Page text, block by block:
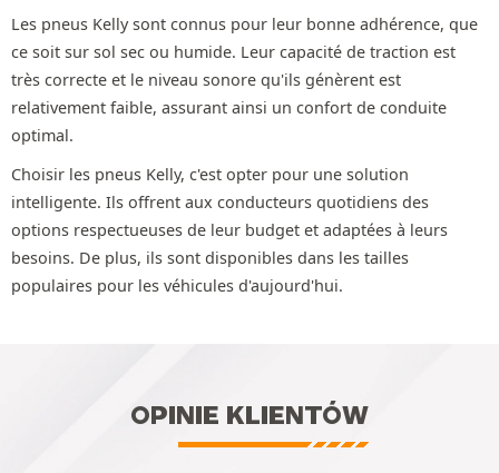
Les pneus Kelly sont connus pour leur bonne adhérence, que
ce soit sur sol sec ou humide. Leur capacité de traction est
très correcte et le niveau sonore qu'ils génèrent est
relativement faible, assurant ainsi un confort de conduite
optimal.
Choisir les pneus Kelly, c'est opter pour une solution
intelligente. Ils offrent aux conducteurs quotidiens des
options respectueuses de leur budget et adaptées à leurs
besoins. De plus, ils sont disponibles dans les tailles
populaires pour les véhicules d'aujourd'hui.
OPINIE KLIENTÓW